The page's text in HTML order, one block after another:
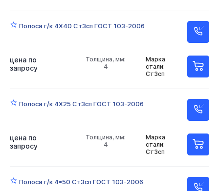
Полоса г/к 4Х40 Ст3сп ГОСТ 103-2006
Марка
стали:
Ст3сп
Толщина, мм:
4
цена по
запросу
Полоса г/к 4Х25 Ст3сп ГОСТ 103-2006
Марка
стали:
Ст3сп
Толщина, мм:
4
цена по
запросу
Полоса г/к 4*50 Ст3сп ГОСТ 103-2006